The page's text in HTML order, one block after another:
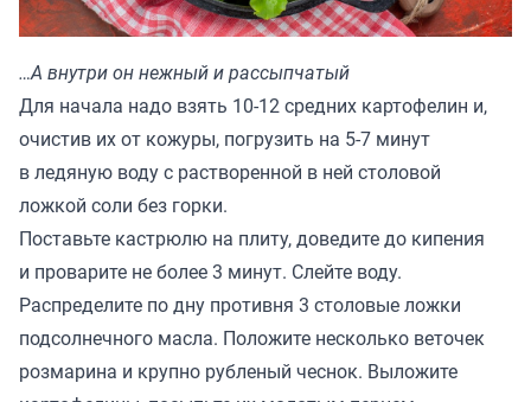
…А внутри он нежный и рассыпчатый
Для начала надо взять 10-12 средних картофелин и,
очистив их от кожуры, погрузить на 5-7 минут
в ледяную воду с растворенной в ней столовой
ложкой соли без горки.
Поставьте кастрюлю на плиту, доведите до кипения
и проварите не более 3 минут. Слейте воду.
Распределите по дну противня 3 столовые ложки
подсолнечного масла. Положите несколько веточек
розмарина и крупно рубленый чеснок. Выложите